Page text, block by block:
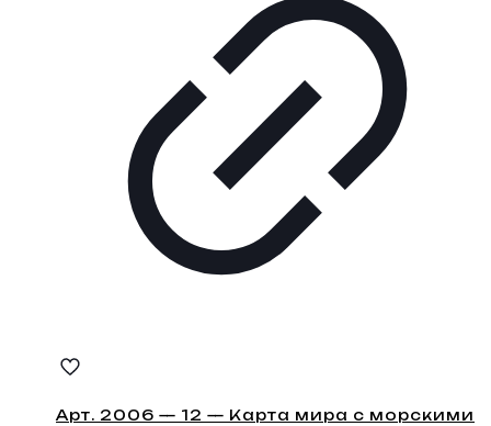
Арт. 2006 — 12 — Карта мира с морскими